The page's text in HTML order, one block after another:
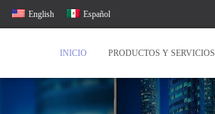
English Español
INICIO PRODUCTOS Y SERVICIOS